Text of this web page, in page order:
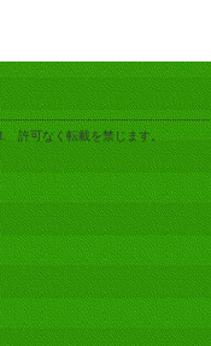
許可なく転載を禁じます。